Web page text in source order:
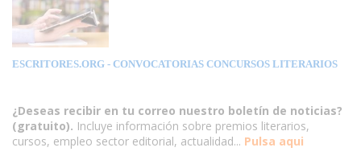
ESCRITORES.ORG - CONVOCATORIAS CONCURSOS LITERARIOS
¿Deseas recibir en tu correo nuestro boletín de noticias?
(gratuito). Incluye información sobre premios literarios,
cursos, empleo sector editorial, actualidad... Pulsa aqui